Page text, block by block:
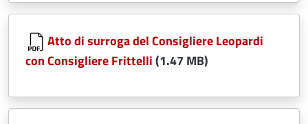
Document
Atto di surroga del Consigliere Leopardi
con Consigliere Frittelli(1.47 MB)
Document